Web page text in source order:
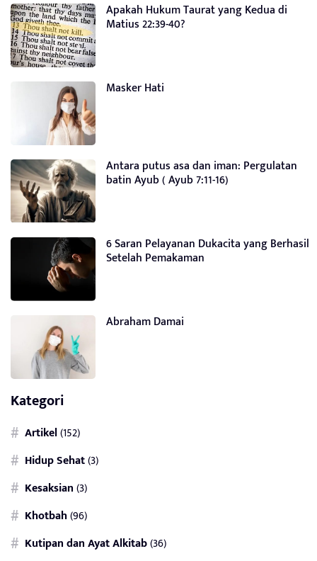
Apakah Hukum Taurat yang Kedua di
Matius 22:39-40?
Masker Hati
Antara putus asa dan iman: Pergulatan
batin Ayub ( Ayub 7:11-16)
6 Saran Pelayanan Dukacita yang Berhasil
Setelah Pemakaman
Abraham Damai
Kategori
Artikel(152)
Hidup Sehat(3)
Kesaksian(3)
Khotbah(96)
Kutipan dan Ayat Alkitab(36)